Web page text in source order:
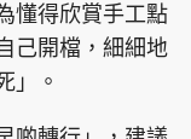
懂得欣賞手工點
己開檔，細細地
」。